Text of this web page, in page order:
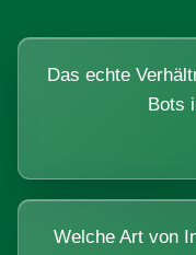
Das echte
Bots
Welche Art von